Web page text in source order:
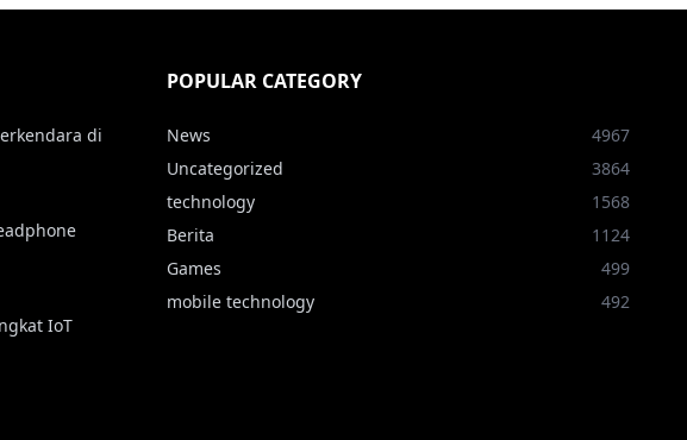
di
IoT
POPULAR CATEGORY
News
4967
Uncategorized
3864
technology
1568
Berita
1124
Games
499
mobile technology
492